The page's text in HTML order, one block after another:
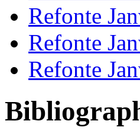
Refonte
Refonte
Refonte